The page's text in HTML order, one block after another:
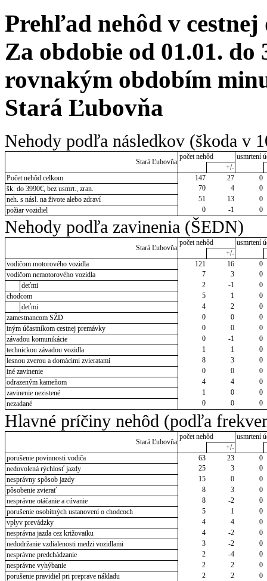
Prehľad nehôd v cestnej
Za obdobie od 01.01. do
rovnakým obdobím
Stará Ľubovňa
Nehody podľa následkov (škoda v
Stará Ľubovňa
počet nehôd
usmrtení
+/-
Počet nehôd celkom
147 27
0
šk. do 3990€, bez usmrt., zran.
70 4
0
neh. s násl. na živote alebo zdraví
51 13
0
požiar vozidiel
0 -1 0
Nehody podľa zavinenia (ŠEDN)
Stará Ľubovňa
počet nehôd
usmrtení
+/-
vodičom motorového vozidla
121 16
0
vodičom nemotorového vozidla
7 3
0
deťmi
2 -1
0
chodcom
5 1
0
deťmi
4 2
0
zamestnancom SŽD
0 0
0
iným účastníkom cestnej premávky
0 0
0
závadou komunikácie
0 -1
0
technickou závadou vozidla
1 1
0
lesnou zverou a domácimi zvieratami
8 3
0
iné zavinenie
0 0
0
odrazeným kameňom
4 4
0
zavinenie nezistené
1 0
0
nezadané
0 0 0
Hlavné príčiny nehôd (podľa
Stará Ľubovňa
počet nehôd
usmrtení
+/-
porušenie povinnosti vodiča
63 23
0
nedovolená rýchlosť jazdy
25 3
0
nesprávny spôsob jazdy
15 0
0
pôsobenie zvierať
8 3
0
nesprávne otáčanie a cúvanie
8 -2
0
porušenie osobitných ustanovení o chodcoch
5 1
0
vplyv prevádzky
4 4
0
nesprávna jazda cez križovatku
4 -2
0
nedodržanie vzdialenosti medzi vozidlami
3 -2
0
nesprávne predchádzanie
2 -4
0
nesprávne vyhýbanie
2 2
0
porušenie pravidiel pri preprave nákladu
2 2
0